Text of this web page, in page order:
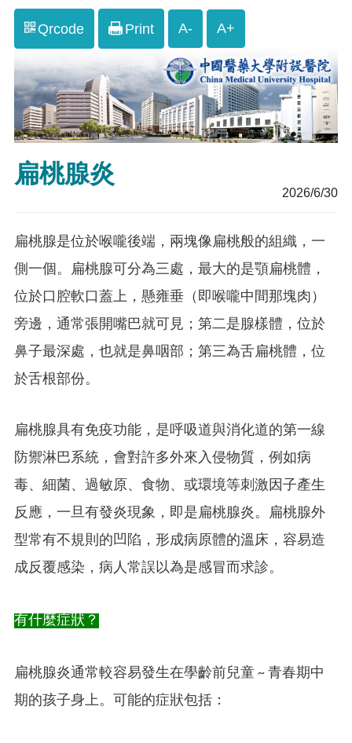
Qrcode Print A- A+
扁桃腺炎
2026/6/30
扁桃腺是位於喉嚨後端，兩塊像扁桃般的組織，一
側一個。扁桃腺可分為三處，最大的是顎扁桃體，
位於口腔軟口蓋上，懸雍垂（即喉嚨中間那塊肉）
旁邊，通常張開嘴巴就可見；第二是腺樣體，位於
鼻子最深處，也就是鼻咽部；第三為舌扁桃體，位
於舌根部份。
扁桃腺具有免疫功能，是呼吸道與消化道的第一線
防禦淋巴系統，會對許多外來入侵物質，例如病
毒、細菌、過敏原、食物、或環境等刺激因子產生
反應，一旦有發炎現象，即是扁桃腺炎。扁桃腺外
型常有不規則的凹陷，形成病原體的溫床，容易造
成反覆感染，病人常誤以為是感冒而求診。
有什麼症狀？
扁桃腺炎通常較容易發生在學齡前兒童 ~ 青春期中
期的孩子身上。可能的症狀包括：